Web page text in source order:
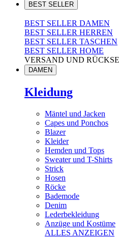
BEST SELLER
BEST SELLER DAMEN
BEST SELLER HERREN
BEST SELLER TASCHEN
BEST SELLER HOME
VERSAND UND
DAMEN
Kleidung
Mäntel und Jacken
Capes und Ponchos
Blazer
Kleider
Hemden und Tops
Sweater und T-Shirts
Strick
Hosen
Röcke
Bademode
Denim
Lederbekleidung
Anzüge und Kostüme
ALLES ANZEIGEN